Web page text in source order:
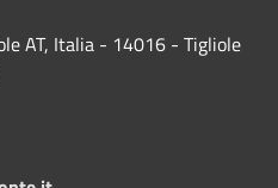
AT, Italia - 14016 - Tigliole